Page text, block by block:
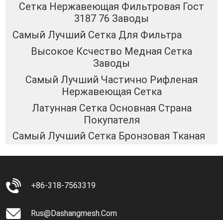
Сетка Нержавеющая Фильтровая Гост
3187 76 Заводы
Самый Лучший Сетка Для Фильтра
Высокое Ксчество Медная Сетка
Заводы
Самый Лучший Частично Рифленая
Нержавеющая Сетка
Латунная Сетка Основная Страна
Покупателя
Самый Лучший Сетка Бронзовая Тканая
+86-318-7563319
Rus@dashangmesh.com